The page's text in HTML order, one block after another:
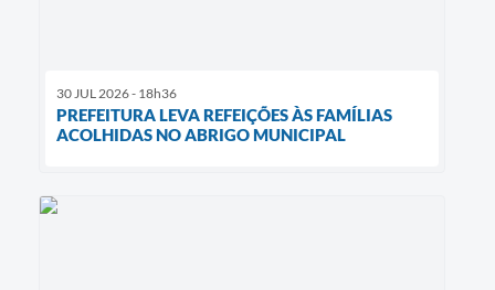
30 JUL 2026 - 18h36
PREFEITURA LEVA REFEIÇÕES ÀS FAMÍLIAS
ACOLHIDAS NO ABRIGO MUNICIPAL